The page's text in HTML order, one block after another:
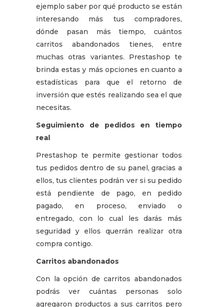
ejemplo saber por qué producto se están
interesando más tus compradores,
dónde pasan más tiempo, cuántos
carritos abandonados tienes, entre
muchas otras variantes. Prestashop te
brinda estas y más opciones en cuanto a
estadísticas para que el retorno de
inversión que estés realizando sea el que
necesitas.
Seguimiento de pedidos en tiempo
real
Prestashop te permite gestionar todos
tus pedidos dentro de su panel, gracias a
ellos, tus clientes podrán ver si su pedido
está pendiente de pago, en pedido
pagado, en proceso, enviado o
entregado, con lo cual les darás más
seguridad y ellos querrán realizar otra
compra contigo.
Carritos abandonados
Con la opción de carritos abandonados
podrás ver cuántas personas solo
agregaron productos a sus carritos pero